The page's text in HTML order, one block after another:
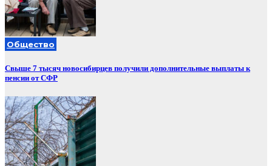
Общество
Свыше 7 тысяч новосибирцев получили дополнительные выплаты к
пенсии от СФР